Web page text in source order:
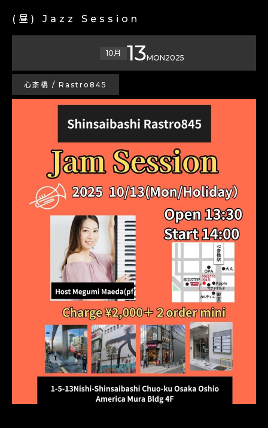
(昼) Jazz Session
10月 13MON2025
心斎橋 / Rastro845